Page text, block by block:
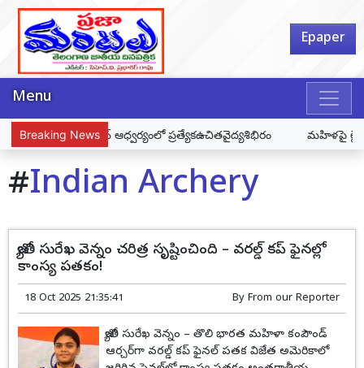
Epaper
Menu
Breaking News
ఇస్కా ఫౌండేషన్ ఆధ్వర్యంలో ప్రత్యేకఉచితవైద్యశిభిరం మహిళపై లైంగిక
#Indian Archery
జ్యోతి సురేఖ వెన్నం చరిత్ర సృష్టించింది – వరల్డ్ కప్ ఫైనల్లో
కాంస్య పతకం!
18 Oct 2025 21:35:41 By From our Reporter
జ్యోతి సురేఖ వెన్నం – తొలి భారత మహిళా కంపౌండ్
ఆర్చర్‌గా వరల్డ్ కప్ ఫైనల్ పతక విజేత అమెరికాలో